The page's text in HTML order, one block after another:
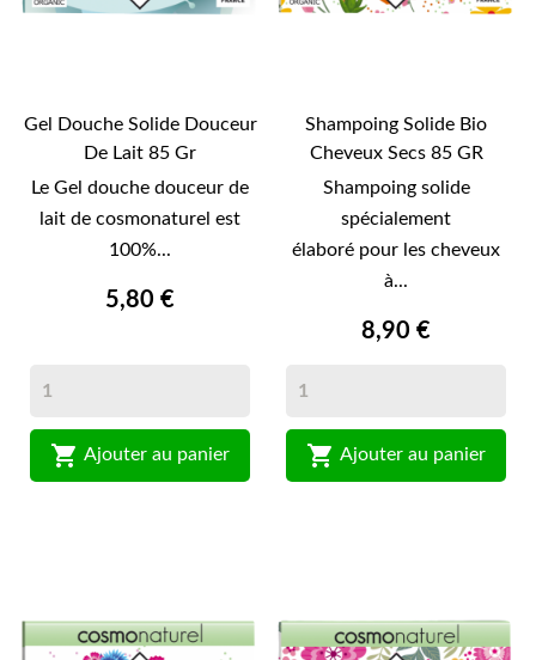
Gel Douche Solide Douceur
De Lait 85 Gr
Le Gel douche douceur de
lait de cosmonaturel est
100%...
5,80 €
 Ajouter au panier
Shampoing Solide Bio
Cheveux Secs 85 GR
Shampoing solide
spécialement
élaboré pour les cheveux
à...
8,90 €
 Ajouter au panier